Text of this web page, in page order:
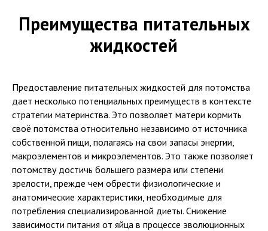
Преимущества питательных
жидкостей
Предоставление питательных жидкостей для потомства
дает несколько потенциальных преимуществ в контексте
стратегии материнства. Это позволяет матери кормить
своё потомства относительно независимо от источника
собственной пищи, полагаясь на свои запасы энергии,
макроэлементов и микроэлементов. Это также позволяет
потомству достичь большего размера или степени
зрелости, прежде чем обрести физиологические и
анатомические характеристики, необходимые для
потребления специализированной диеты. Снижение
зависимости питания от яйца в процессе эволюционных